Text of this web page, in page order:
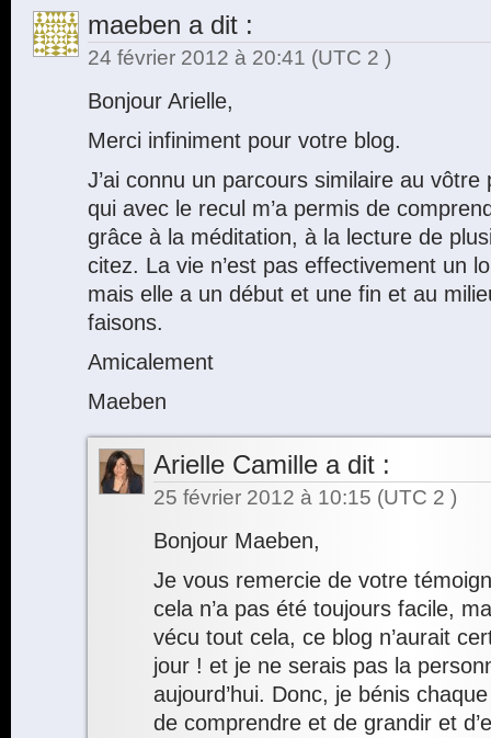
maeben a dit :
24 février 2012 à 20:41 (UTC 2 )
Bonjour Arielle,
Merci infiniment pour votre blog.
J’ai connu un parcours similaire au vôtre
qui avec le recul m’a permis de
grâce à la méditation, à la lecture de
citez. La vie n’est pas effectivement un
mais elle a un début et une fin et au
faisons.
Amicalement
Maeben
Arielle Camille a dit :
25 février 2012 à 10:15 (UTC 2 )
Bonjour Maeben,
Je vous remercie de votre
cela n’a pas été toujours facile,
vécu tout cela, ce blog n’aurait
jour ! et je ne serais pas la
aujourd’hui. Donc, je bénis
de comprendre et de grandir et